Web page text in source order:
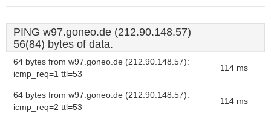
PING w97.goneo.de (212.90.148.57)
56(84) bytes of data.
64 bytes from w97.goneo.de (212.90.148.57):
icmp_req=1 ttl=53
114 ms
64 bytes from w97.goneo.de (212.90.148.57):
icmp_req=2 ttl=53
114 ms